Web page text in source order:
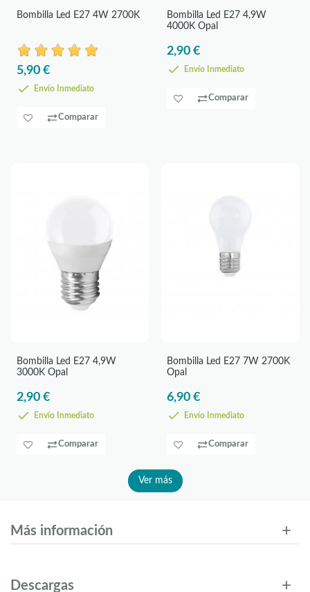
Bombilla Led E27 4W 2700K
5,90 €
Envío Inmediato
Comparar
Bombilla Led E27 4,9W
4000K Opal
2,90 €
Envío Inmediato
Comparar
Bombilla Led E27 4,9W
3000K Opal
2,90 €
Envío Inmediato
Comparar
Bombilla Led E27 7W 2700K
Opal
6,90 €
Envío Inmediato
Comparar
Ver más
Más información
Descargas